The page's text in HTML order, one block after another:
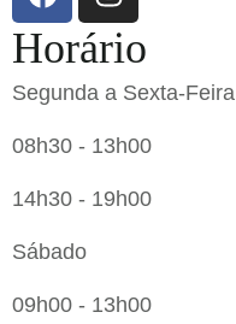
Horário
Segunda a Sexta-Feira
08h30 - 13h00
14h30 - 19h00
Sábado
09h00 - 13h00